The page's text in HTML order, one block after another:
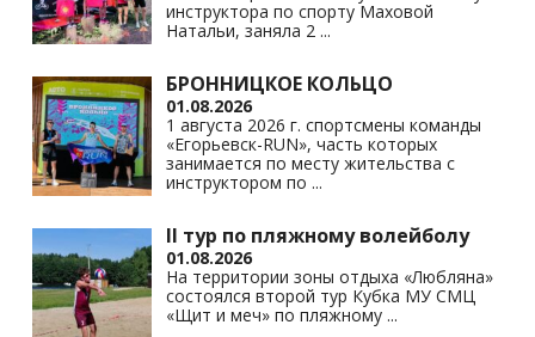
инструктора по спорту Маховой
Натальи, заняла 2 ...
БРОННИЦКОЕ КОЛЬЦО
01.08.2026
1 августа 2026 г. спортсмены команды
«Егорьевск-RUN», часть которых
занимается по месту жительства с
инструктором по ...
II тур по пляжному волейболу
01.08.2026
На территории зоны отдыха «Любляна»
состоялся второй тур Кубка МУ СМЦ
«Щит и меч» по пляжному ...